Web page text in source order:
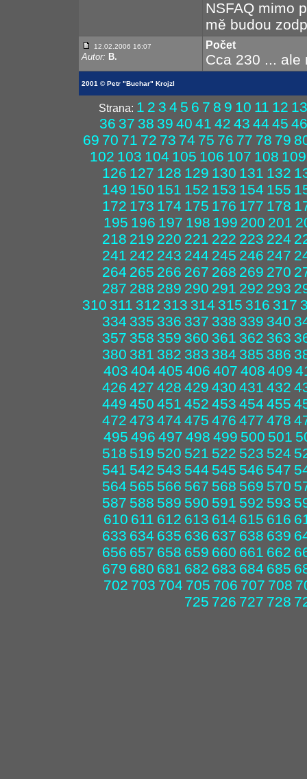
NSFAQ mimo
mě budou
12.02.2006 16:07
Autor: B.
Počet
Cca 230 ... ale
2001 © Petr "Buchar" Krojzl
Strana: 1 2 3 4 5 6 7 8 9 10 11 12 13
36 37 38 39 40 41 42 43 44 45 46
69 70 71 72 73 74 75 76 77 78 79
102 103 104 105 106 107 108 109
126 127 128 129 130 131 132
149 150 151 152 153 154 155
172 173 174 175 176 177 178
195 196 197 198 199 200 201
218 219 220 221 222 223 224
241 242 243 244 245 246 247
264 265 266 267 268 269 270
287 288 289 290 291 292 293
310 311 312 313 314 315 316 317
334 335 336 337 338 339 340
357 358 359 360 361 362 363
380 381 382 383 384 385 386
403 404 405 406 407 408 409
426 427 428 429 430 431 432
449 450 451 452 453 454 455
472 473 474 475 476 477 478
495 496 497 498 499 500 501
518 519 520 521 522 523 524
541 542 543 544 545 546 547
564 565 566 567 568 569 570
587 588 589 590 591 592 593
610 611 612 613 614 615 616
633 634 635 636 637 638 639
656 657 658 659 660 661 662
679 680 681 682 683 684 685
702 703 704 705 706 707 708
725 726 727 728